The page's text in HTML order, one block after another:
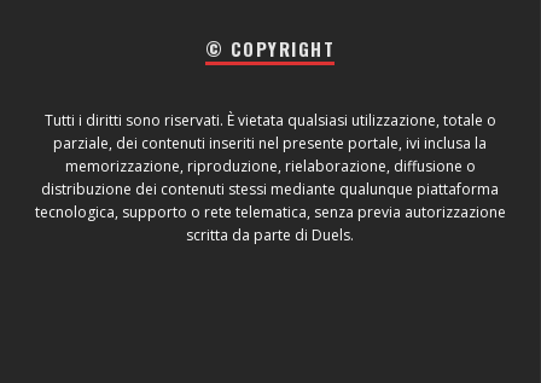
© COPYRIGHT
Tutti i diritti sono riservati. È vietata qualsiasi utilizzazione, totale o
parziale, dei contenuti inseriti nel presente portale, ivi inclusa la
memorizzazione, riproduzione, rielaborazione, diffusione o
distribuzione dei contenuti stessi mediante qualunque piattaforma
tecnologica, supporto o rete telematica, senza previa autorizzazione
scritta da parte di Duels.